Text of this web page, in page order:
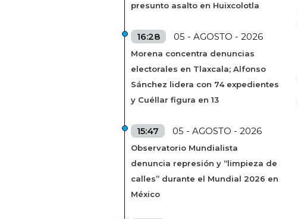
presunto asalto en Huixcolotla
16:28 05 - AGOSTO - 2026
Morena concentra denuncias
electorales en Tlaxcala; Alfonso
Sánchez lidera con 74 expedientes
y Cuéllar figura en 13
15:47 05 - AGOSTO - 2026
Observatorio Mundialista
denuncia represión y “limpieza de
calles” durante el Mundial 2026 en
México